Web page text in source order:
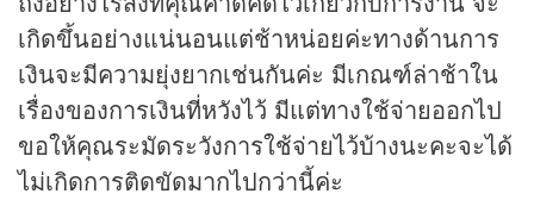
เกิดขึ้นอย่างแน่นอนแต่ช้าหน่อยค่ะทางด้านการ
เงินจะมีความยุ่งยากเช่นกันค่ะ มีเกณฑ์ล่าช้าใน
เรื่องของการเงินที่หวังไว้ มีแต่ทางใช้จ่ายออกไป
ขอให้คุณระมัดระวังการใช้จ่ายไว้บ้างนะคะจะได้
ไม่เกิดการติดขัดมากไปกว่านี้ค่ะ